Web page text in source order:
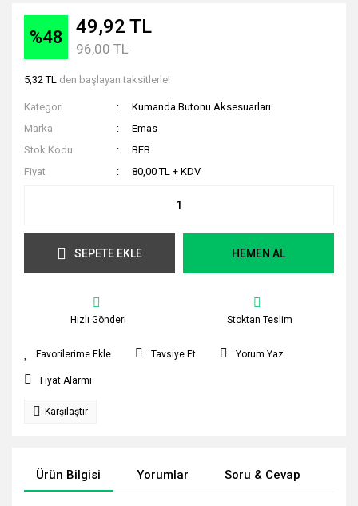
%48 49,92 TL
96,00 TL
5,32 TL den başlayan taksitlerle!
Kategori
Kumanda Butonu Aksesuarları
Marka
Emas
Stok Kodu
BEB
Fiyat
80,00 TL + KDV
SEPETE EKLE HEMEN AL
Hızlı Gönderi Stoktan Teslim
Tavsiye Et Yorum Yaz
Fiyat Alarmı
Karşılaştır
Ürün Bilgisi Yorumlar Soru & Cevap